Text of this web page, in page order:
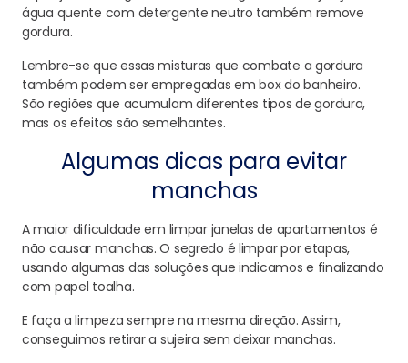
água quente com detergente neutro também remove
gordura.
Lembre-se que essas misturas que combate a gordura
também podem ser empregadas em box do banheiro.
São regiões que acumulam diferentes tipos de gordura,
mas os efeitos são semelhantes.
Algumas dicas para evitar
manchas
A maior dificuldade em limpar janelas de apartamentos é
não causar manchas. O segredo é limpar por etapas,
usando algumas das soluções que indicamos e finalizando
com papel toalha.
E faça a limpeza sempre na mesma direção. Assim,
conseguimos retirar a sujeira sem deixar manchas.